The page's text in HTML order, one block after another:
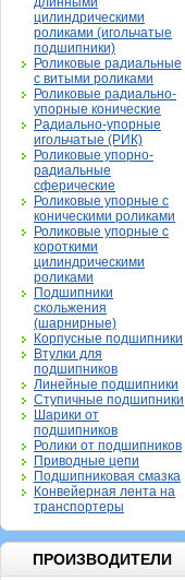
цилиндрическими
роликами (игольчатые
подшипники)
Роликовые радиальные
с витыми роликами
Роликовые радиально-
упорные конические
Радиально-упорные
игольчатые (РИК)
Роликовые упорно-
радиальные
сферические
Роликовые упорные с
коническими роликами
Роликовые упорные с
короткими
цилиндрическими
роликами
Подшипники
скольжения
(шарнирные)
Корпусные подшипники
Втулки для
подшипников
Линейные подшипники
Ступичные подшипники
Шарики от
подшипников
Ролики от подшипников
Приводные цепи
Подшипниковая смазка
Конвейерная лента на
транспортеры
ПРОИЗВОДИТЕЛИ